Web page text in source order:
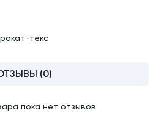
текс
(0)
пока нет отзывов